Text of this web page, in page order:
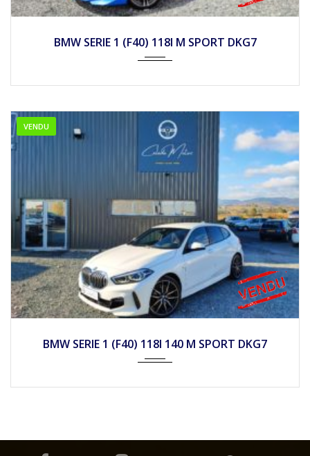
BMW SERIE 1 (F40) 118I M SPORT DKG7
VENDU
BMW SERIE 1 (F40) 118I 140 M SPORT DKG7